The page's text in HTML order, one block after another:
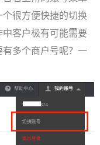
很方便快捷的切换
客户极有可能需要
多个商户号呢？一